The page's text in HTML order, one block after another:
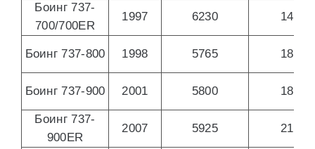
Боинг 737-
700/700ER
1997 6230 148
Боинг 737-800 1998 5765 189
Боинг 737-900 2001 5800 189
Боинг 737-
900ER
2007 5925 215